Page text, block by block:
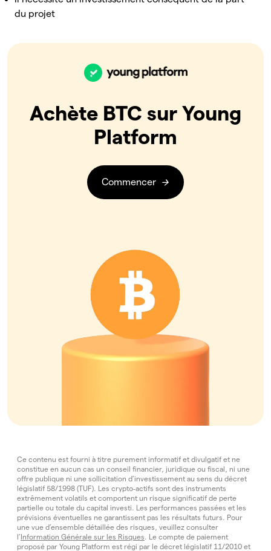
du projet
Achète BTC sur Young
Platform
Commencer
Ce contenu est fourni à titre purement informatif et divulgatif et ne
constitue en aucun cas un conseil financier, juridique ou fiscal, ni une
offre publique ni une sollicitation d’investissement au sens du décret
législatif 58/1998 (TUF). Les crypto‑actifs sont des instruments
extrêmement volatils et comportent un risque significatif de perte
partielle ou totale du capital investi. Les performances passées et les
prévisions éventuelles ne garantissent pas les résultats futurs. Pour
une vue d’ensemble détaillée des risques, veuillez consulter
l’Information Générale sur les Risques. Le compte de paiement
proposé par Young Platform est régi par le décret législatif 11/2010 et